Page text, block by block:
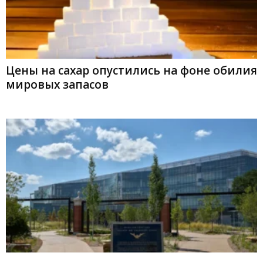
Цены на сахар опустились на фоне обилия
мировых запасов